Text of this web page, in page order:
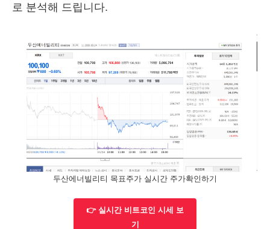
로 분석해 드립니다.
두산에너빌리티 목표주가 실시간 주가확인하기
👉 실시간 비트코인 시세 보
기